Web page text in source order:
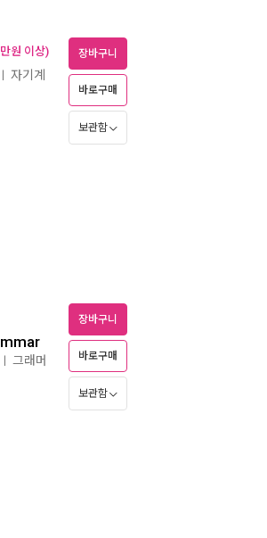
원 이상)
자기계
장바구니
바로구매
보관함
그래머
장바구니
바로구매
보관함